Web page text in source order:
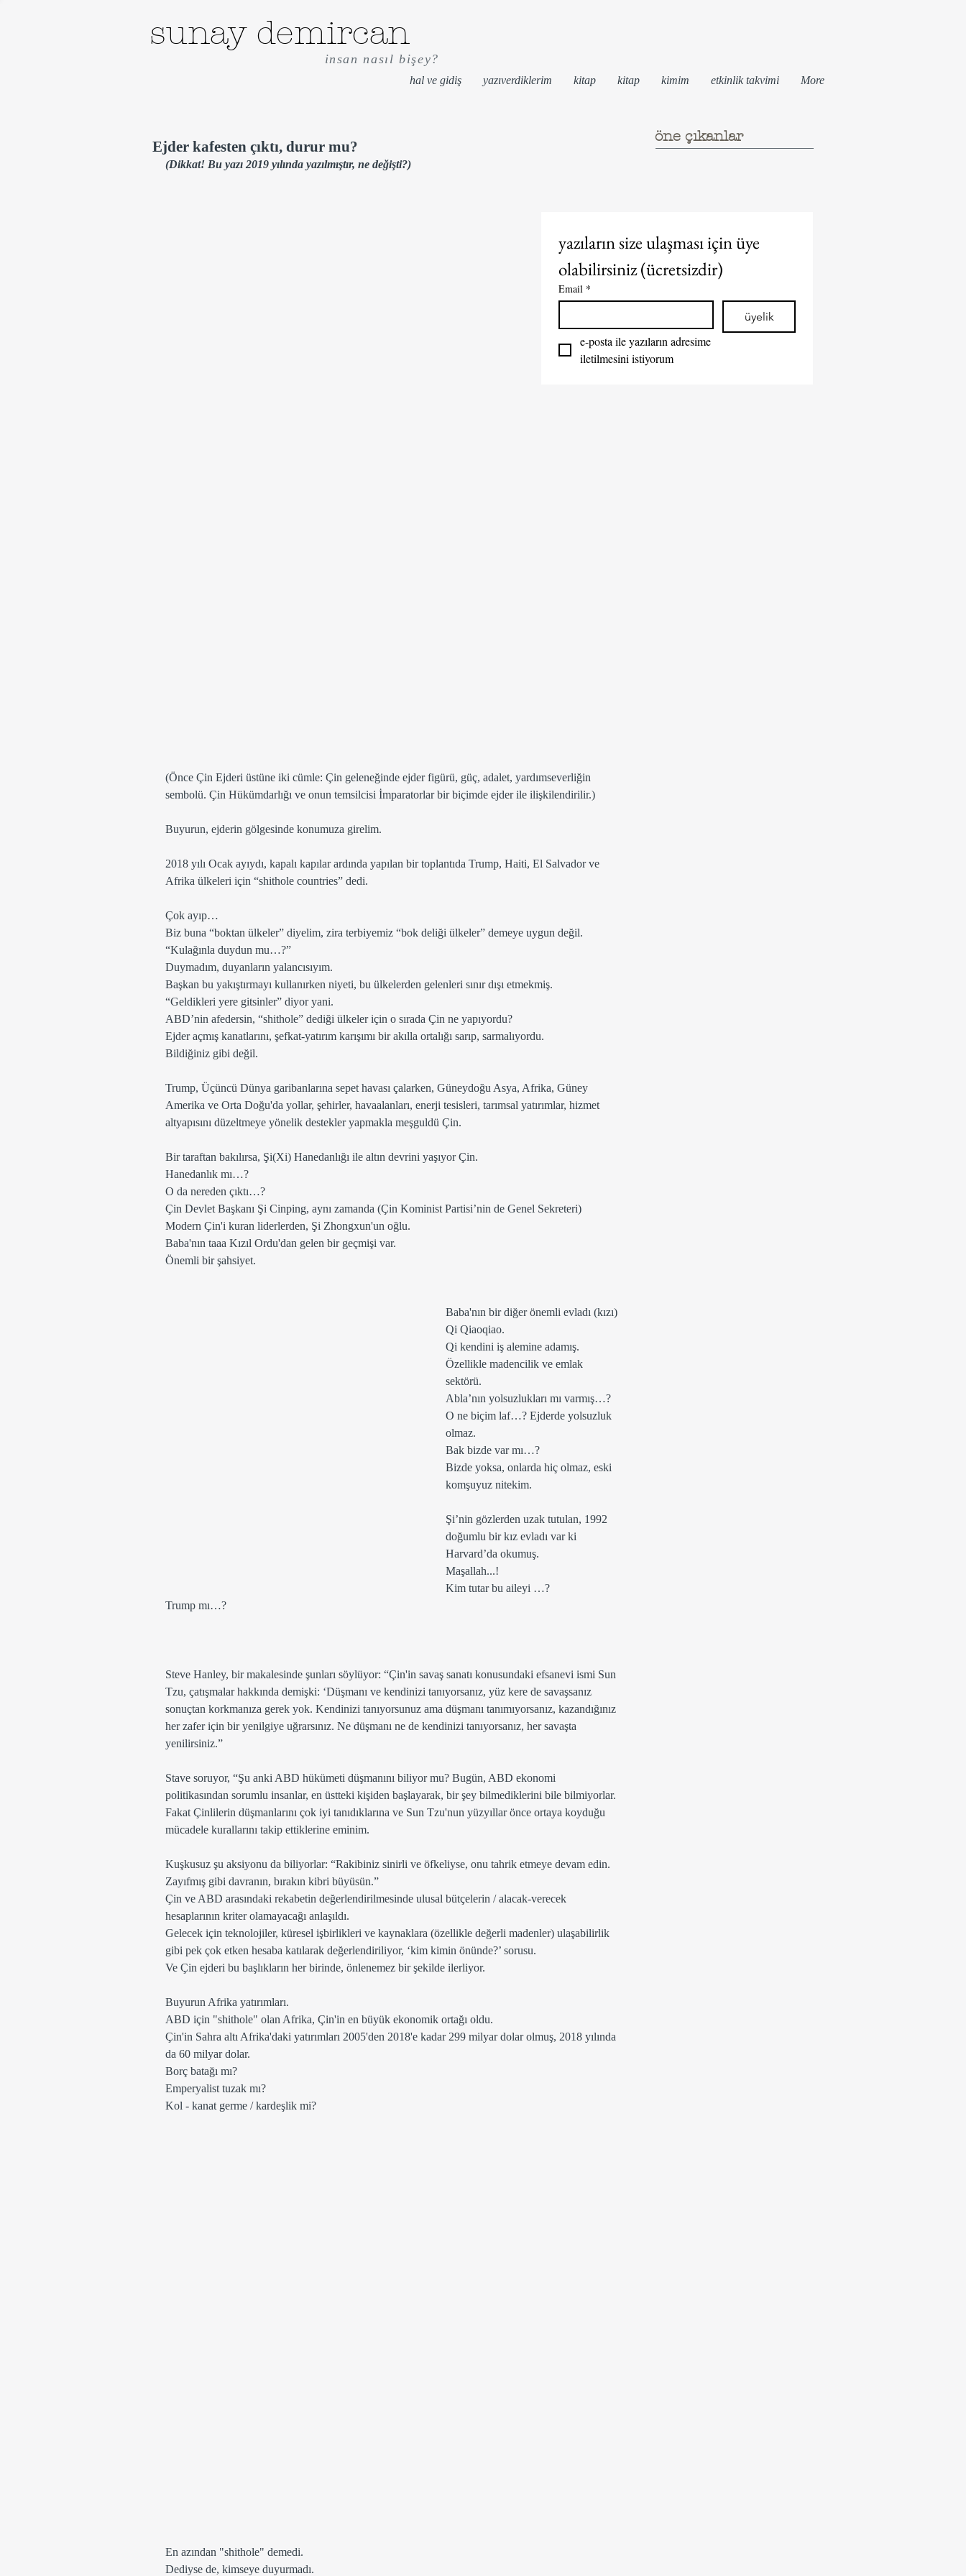
hal ve gidiş yazıverdiklerim kitap kitap kimim etkinlik takvimi More
sunay demircan
insan nasıl bişey?
Ejder kafesten çıktı, durur mu?
(Dikkat! Bu yazı 2019 yılında yazılmıştır, ne değişti?)
(Önce Çin Ejderi üstüne iki cümle: Çin geleneğinde ejder figürü, güç, adalet, yardımseverliğin
sembolü. Çin Hükümdarlığı ve onun temsilcisi İmparatorlar bir biçimde ejder ile ilişkilendirilir.)
Buyurun, ejderin gölgesinde konumuza girelim.
2018 yılı Ocak ayıydı, kapalı kapılar ardında yapılan bir toplantıda Trump, Haiti, El Salvador ve
Afrika ülkeleri için “shithole countries” dedi.
Çok ayıp…
Biz buna “boktan ülkeler” diyelim, zira terbiyemiz “bok deliği ülkeler” demeye uygun değil.
“Kulağınla duydun mu…?”
Duymadım, duyanların yalancısıyım.
Başkan bu yakıştırmayı kullanırken niyeti, bu ülkelerden gelenleri sınır dışı etmekmiş.
“Geldikleri yere gitsinler” diyor yani.
ABD’nin afedersin, “shithole” dediği ülkeler için o sırada Çin ne yapıyordu?
Ejder açmış kanatlarını, şefkat-yatırım karışımı bir akılla ortalığı sarıp, sarmalıyordu.
Bildiğiniz gibi değil.
Trump, Üçüncü Dünya garibanlarına sepet havası çalarken, Güneydoğu Asya, Afrika, Güney
Amerika ve Orta Doğu'da yollar, şehirler, havaalanları, enerji tesisleri, tarımsal yatırımlar, hizmet
altyapısını düzeltmeye yönelik destekler yapmakla meşguldü Çin.
Bir taraftan bakılırsa, Şi(Xi) Hanedanlığı ile altın devrini yaşıyor Çin.
Hanedanlık mı…?
O da nereden çıktı…?
Çin Devlet Başkanı Şi Cinping, aynı zamanda (Çin Kominist Partisi’nin de Genel Sekreteri)
Modern Çin'i kuran liderlerden, Şi Zhongxun'un oğlu.
Baba'nın taaa Kızıl Ordu'dan gelen bir geçmişi var.
Önemli bir şahsiyet.
Baba'nın bir diğer önemli evladı (kızı)
Qi Qiaoqiao.
Qi kendini iş alemine adamış.
Özellikle madencilik ve emlak
sektörü.
Abla’nın yolsuzlukları mı varmış…?
O ne biçim laf…? Ejderde yolsuzluk
olmaz.
Bak bizde var mı…?
Bizde yoksa, onlarda hiç olmaz, eski
komşuyuz nitekim.
Şi’nin gözlerden uzak tutulan, 1992
doğumlu bir kız evladı var ki
Harvard’da okumuş.
Maşallah...!
Kim tutar bu aileyi …?
Trump mı…?
Steve Hanley, bir makalesinde şunları söylüyor: “Çin'in savaş sanatı konusundaki efsanevi ismi Sun
Tzu, çatışmalar hakkında demişki: ‘Düşmanı ve kendinizi tanıyorsanız, yüz kere de savaşsanız
sonuçtan korkmanıza gerek yok. Kendinizi tanıyorsunuz ama düşmanı tanımıyorsanız, kazandığınız
her zafer için bir yenilgiye uğrarsınız. Ne düşmanı ne de kendinizi tanıyorsanız, her savaşta
yenilirsiniz.”
Stave soruyor, “Şu anki ABD hükümeti düşmanını biliyor mu? Bugün, ABD ekonomi
politikasından sorumlu insanlar, en üstteki kişiden başlayarak, bir şey bilmediklerini bile bilmiyorlar.
Fakat Çinlilerin düşmanlarını çok iyi tanıdıklarına ve Sun Tzu'nun yüzyıllar önce ortaya koyduğu
mücadele kurallarını takip ettiklerine eminim.
Kuşkusuz şu aksiyonu da biliyorlar: “Rakibiniz sinirli ve öfkeliyse, onu tahrik etmeye devam edin.
Zayıfmış gibi davranın, bırakın kibri büyüsün.”
Çin ve ABD arasındaki rekabetin değerlendirilmesinde ulusal bütçelerin / alacak-verecek
hesaplarının kriter olamayacağı anlaşıldı.
Gelecek için teknolojiler, küresel işbirlikleri ve kaynaklara (özellikle değerli madenler) ulaşabilirlik
gibi pek çok etken hesaba katılarak değerlendiriliyor, ‘kim kimin önünde?’ sorusu.
Ve Çin ejderi bu başlıkların her birinde, önlenemez bir şekilde ilerliyor.
Buyurun Afrika yatırımları.
ABD için "shithole" olan Afrika, Çin'in en büyük ekonomik ortağı oldu.
Çin'in Sahra altı Afrika'daki yatırımları 2005'den 2018'e kadar 299 milyar dolar olmuş, 2018 yılında
da 60 milyar dolar.
Borç batağı mı?
Emperyalist tuzak mı?
Kol - kanat germe / kardeşlik mi?
En azından "shithole" demedi.
Dediyse de, kimseye duyurmadı.
öne çıkanlar
yazıların size ulaşması için üye
Email *
üyelik
e-posta ile yazıların adresime